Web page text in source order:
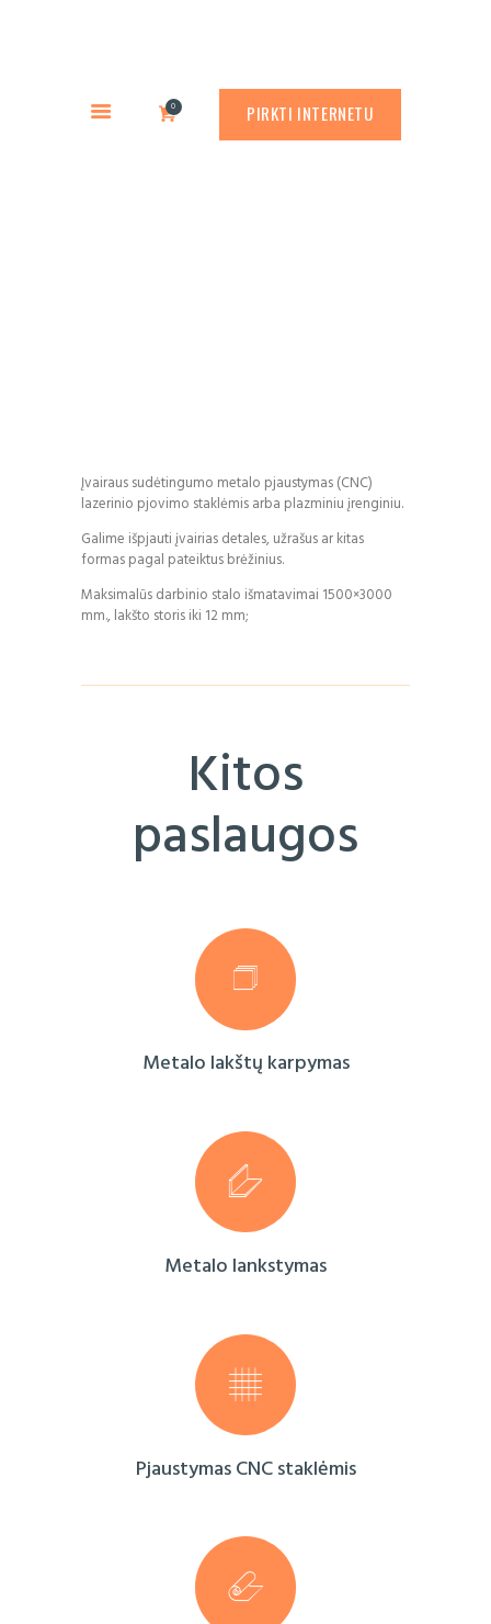
0 PIRKTI INTERNETU
Rusty.lt
PREKYBA CORTEN PLIENU
GAMINIAI
RŪDINIMO PRIEMONĖS
Įvairaus sudėtingumo metalo pjaustymas (CNC)
lazerinio pjovimo staklėmis arba plazminiu įrenginiu.
Galime išpjauti įvairias detales, užrašus ar kitas
formas pagal pateiktus brėžinius.
Maksimalūs darbinio stalo išmatavimai 1500×3000
mm., lakšto storis iki 12 mm;
Kitos
paslaugos
Metalo lakštų karpymas
Metalo lankstymas
Pjaustymas CNC staklėmis